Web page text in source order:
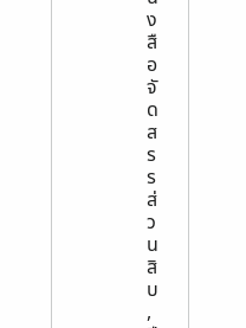
ง
สื
อ
จั
ด
ส
ร
ร
ส่
ว
น
สิ
บ
,